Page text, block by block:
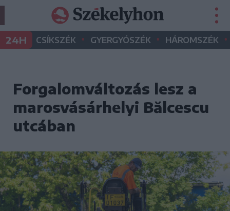
24H CSÍKSZÉK • GYERGYÓSZÉK • HÁROMSZÉK •
Forgalomváltozás lesz a
marosvásárhelyi Bălcescu
utcában